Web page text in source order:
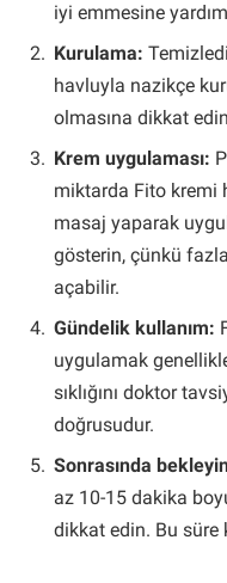
iyi emmesine
Kurulama:
havluyla nazikçe
olmasına dikkat
Krem uygulaması:
miktarda Fito kremi
masaj yaparak
gösterin, çünkü
açabilir.
Gündelik kullanım:
uygulamak
sıklığını doktor
doğrusudur.
Sonrasında
az 10-15 dakika
dikkat edin. Bu süre